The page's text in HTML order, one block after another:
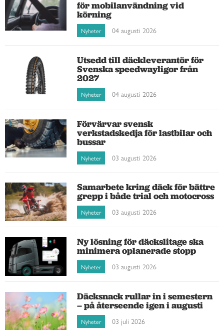
för mobilanvändning vid
körning
Nyheter 04 augusti 2026
Utsedd till däckleverantör för
Svenska speedwayligor från
2027
Nyheter 04 augusti 2026
Förvärvar svensk
verkstadskedja för lastbilar och
bussar
Nyheter 03 augusti 2026
Samarbete kring däck för bättre
grepp i både trial och motocross
Nyheter 03 augusti 2026
Ny lösning för däckslitage ska
minimera oplanerade stopp
Nyheter 03 augusti 2026
Däcksnack rullar in i semestern
– på återseende igen i augusti
Nyheter 03 juli 2026